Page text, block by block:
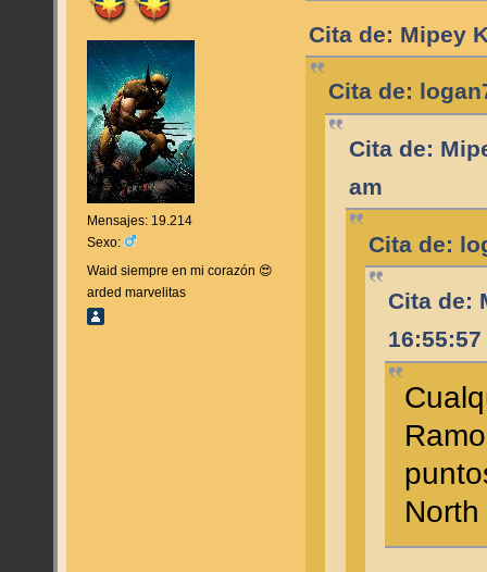
Mensajes: 19.214
Sexo:
Waid siempre en mi corazón 😍
arded marvelitas
Cita de: Mipey
Cita de:
Cita de:
am
Cita de:
Cita de: